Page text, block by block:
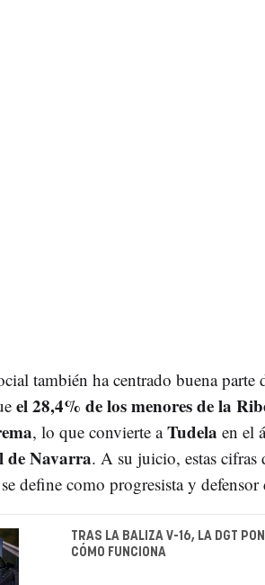
también ha centrado buena parte
el 28,4% de los menores de la
, lo que convierte aTudela en el
de Navarra. A su juicio, estas cifras
define como progresista y defensor
TRAS LA BALIZA V-16, LA DGT
CÓMO FUNCIONA